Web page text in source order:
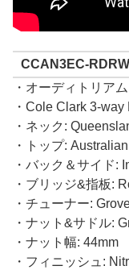
CCAN3EC-RDRW
・オーディトリア
・Cole Clark 3-
・ネック:
・トップ:
・バック＆サイド:
・ブリッジ&指板:
・チューナー:
・ナット&サドル:
・ナット幅: 44mm
・フィニッシュ: